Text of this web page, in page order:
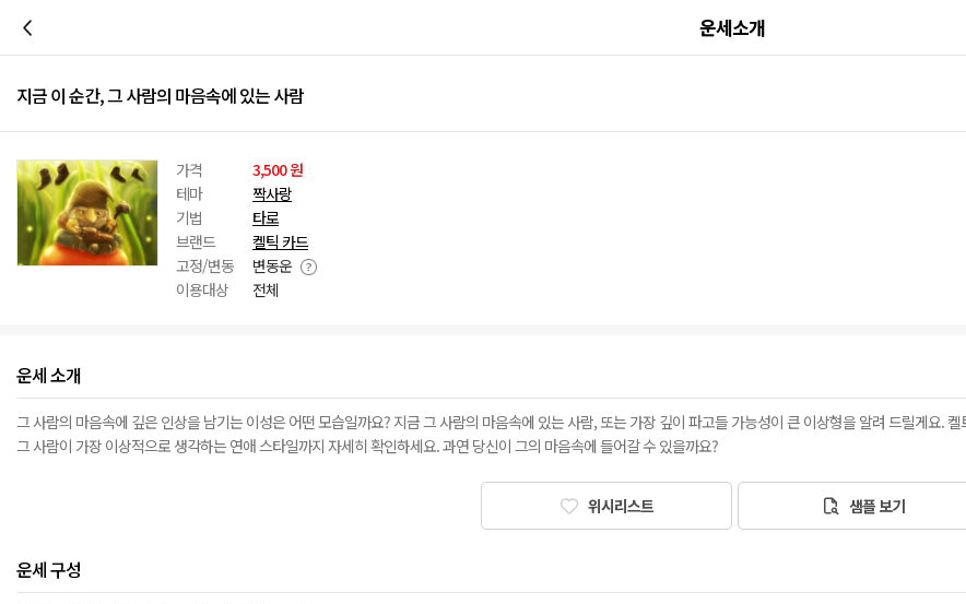
운세소개
지금 이 순간, 그 사람의 마음속에 있는 사람
가격
3,500 원
테마
짝사랑
기법
타로
브랜드
켈틱 카드
고정/변동
변동운
이용대상
전체
운세 소개
그 사람의 마음속에 깊은 인상을 남기는 이성은 어떤 모습일까요? 지금 그 사람의 마음속에 있는 사람, 또는 가장 깊이 파고들 가능성이 큰 이상형을 알려 드릴게요.
그 사람이 가장 이상적으로 생각하는 연애 스타일까지 자세히 확인하세요. 과연 당신이 그의 마음속에 들어갈 수 있을까요?
위시리스트 샘플 보기
운세 구성